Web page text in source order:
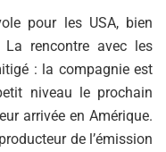
pour les USA, bien
rencontre avec les
: la compagnie est
niveau le prochain
arrivée en Amérique.
de l’émission